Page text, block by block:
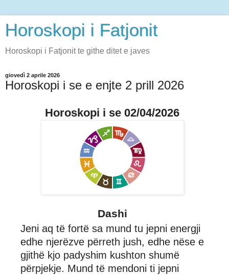
Horoskopi i Fatjonit
Horoskopi i Fatjonit te githe ditet e javes
giovedì 2 aprile 2026
Horoskopi i se e enjte 2 prill 2026
Horoskopi i se 02/04/2026
Dashi
Jeni aq të fortë sa mund tu jepni energji
edhe njerëzve përreth jush, edhe nëse e
gjithë kjo padyshim kushton shumë
përpjekje. Mund të mendoni ti jepni